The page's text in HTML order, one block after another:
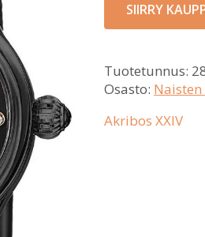
SIIRRY
Tuotetunnus:
Osasto:
Akribos XXIV